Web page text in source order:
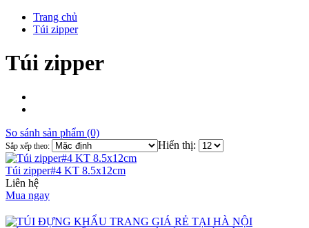
Trang chủ
Túi zipper
Túi zipper
So sánh sản phẩm (0)
Sắp xếp theo: Hiển thị:
Túi zipper#4 KT 8.5x12cm
Liên hệ
Mua ngay